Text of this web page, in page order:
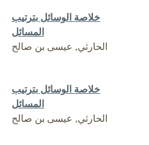
خلاصة الوسائل بترتيب
المسائل
الحارثي, عيسى بن صالح
خلاصة الوسائل بترتيب
المسائل
الحارثي, عيسى بن صالح